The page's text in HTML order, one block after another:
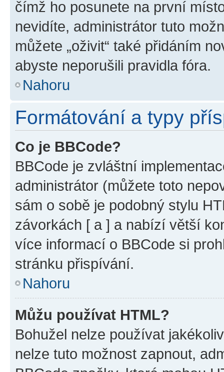
čímž ho posunete na první
nevidíte, administrátor tuto
můžete „oživit“ také přidáním
abyste neporušili pravidla fóra.
Nahoru
Formátování a typy
Co je BBCode?
BBCode je zvláštní
administrátor (můžete toto
sám o sobě je podobný stylu
závorkách [ a ] a nabízí větší
více informací o BBCode si
stránku přispívání.
Nahoru
Můžu používat HTML?
Bohužel nelze používat
nelze tuto možnost zapnout,